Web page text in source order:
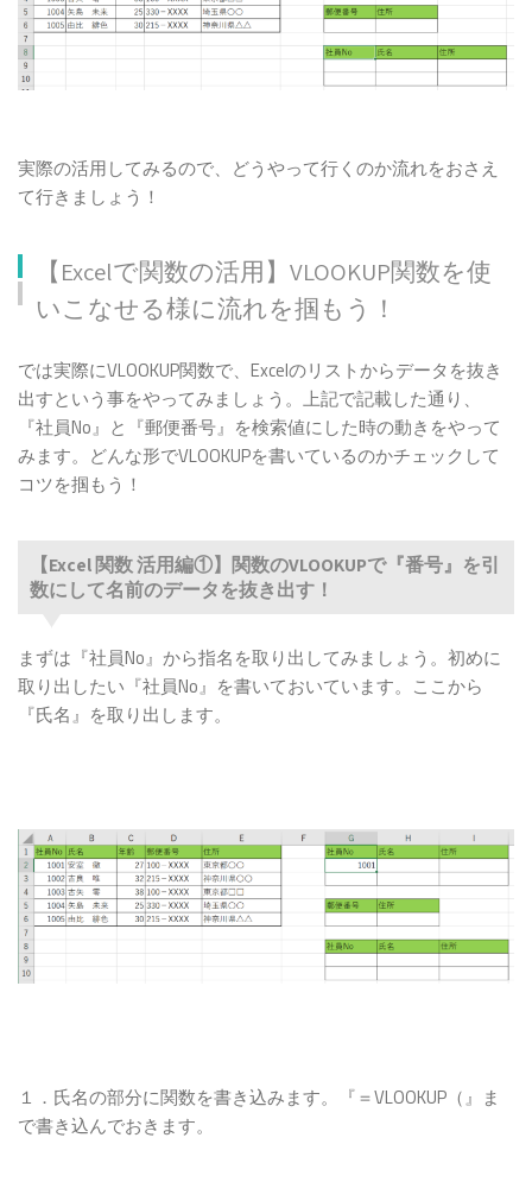
実際の活用してみるので、どうやって行くのか流れをおさえ
て行きましょう！
【Excelで関数の活用】VLOOKUP関数を使
いこなせる様に流れを掴もう！
では実際にVLOOKUP関数で、Excelのリストからデータを抜き
出すという事をやってみましょう。上記で記載した通り、
『社員No』と『郵便番号』を検索値にした時の動きをやって
みます。どんな形でVLOOKUPを書いているのかチェックして
コツを掴もう！
【Excel 関数 活用編①】関数のVLOOKUPで『番号』を引
数にして名前のデータを抜き出す！
まずは『社員No』から指名を取り出してみましょう。初めに
取り出したい『社員No』を書いておいています。ここから
『氏名』を取り出します。
１．氏名の部分に関数を書き込みます。『＝VLOOKUP（』ま
で書き込んでおきます。